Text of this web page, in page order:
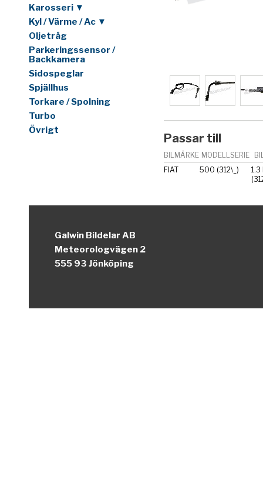
Karosseri ▼
Kyl / Värme / Ac ▼
Oljetråg
Parkeringssensor /
Backkamera
Sidospeglar
Spjällhus
Torkare / Spolning
Turbo
Övrigt
Passar till
BILMÄRKE MODELLSERIE
FIAT
500 (312\_)
Galwin Bildelar AB
Meteorologvägen 2
555 93 Jönköping